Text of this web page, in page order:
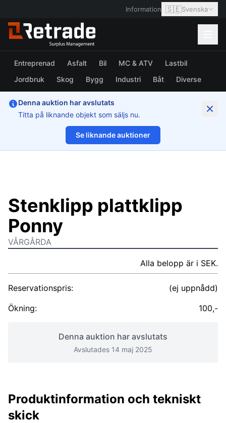
Information 🇸🇪Svenska
Entreprenad Asfalt Bil MC & ATV
Lastbil
Jordbruk
Skog Bygg Industri Båt Diverse
Denna auktion har avslutats
Titta på liknande objekt som säljs nu.
Se liknande auktioner
1/9
Stenklipp plattklipp
Ponny
VÅRGÅRDA
Alla belopp är i SEK.
Reservationspris:
(ej uppnådd)
Ökning:
100,-
Denna auktion har avslutats
Avslutades 14 maj 2025
Produktinformation och tekniskt
skick